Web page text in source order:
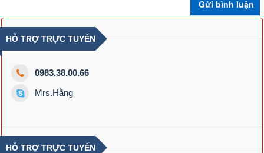
HỖ TRỢ TRỰC TUYẾN
0983.38.00.66
Mrs.Hằng
HỖ TRỢ TRỰC TUYẾN